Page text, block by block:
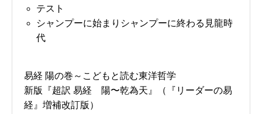
テスト
シャンプーに始まりシャンプーに終わる見龍時
代
易経 陽の巻～こどもと読む東洋哲学
新版『超訳 易経 陽〜乾為天』（『リーダーの易
経』増補改訂版）